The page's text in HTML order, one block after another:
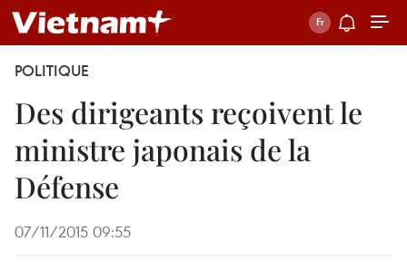
POLITIQUE
Des dirigeants reçoivent le
ministre japonais de la
Défense
07/11/2015 09:55